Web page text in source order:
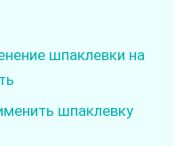
шпаклевки на
шпаклевку